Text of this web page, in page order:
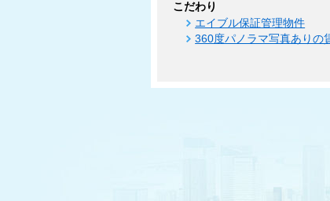
こだわり
エイブル保証管理物件
360度パノラマ写真ありの